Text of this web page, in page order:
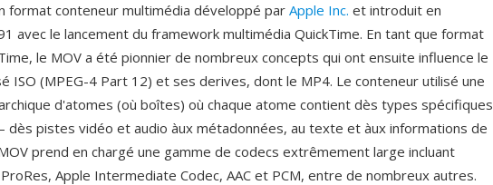
format conteneur multimédia développé par Apple Inc. et introduit en
avec le lancement du framework multimédia QuickTime. En tant que format
le MOV a été pionnier de nombreux concepts qui ont ensuite influence le
ISO (MPEG-4 Part 12) et ses derives, dont le MP4. Le conteneur utilisé une
d'atomes (où boîtes) où chaque atome contient dès types spécifiques
pistes vidéo et audio àux métadonnées, au texte et àux informations de
prend en chargé une gamme de codecs extrêmement large incluant
Apple Intermediate Codec, AAC et PCM, entre de nombreux autres.